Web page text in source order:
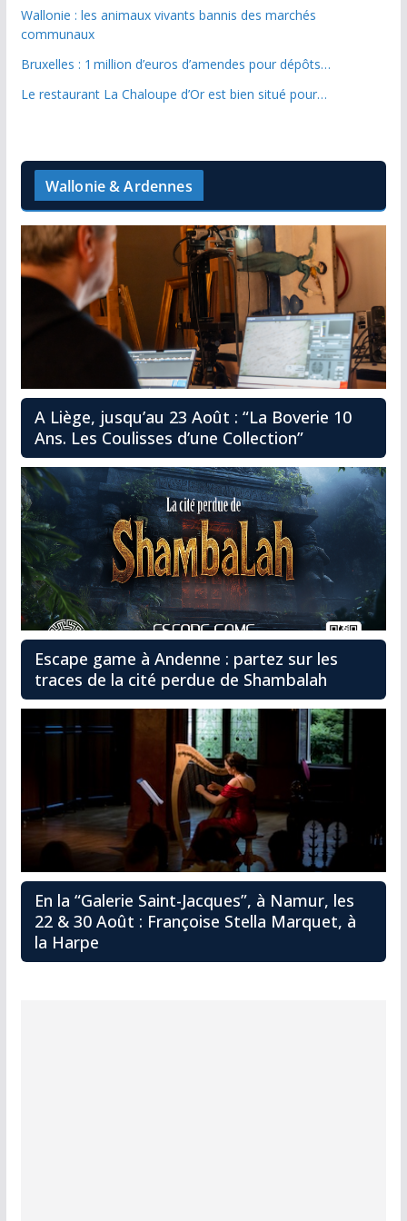
Wallonie : les animaux vivants bannis des marchés
communaux
Bruxelles : 1 million d’euros d’amendes pour dépôts…
Le restaurant La Chaloupe d’Or est bien situé pour…
Wallonie & Ardennes
A Liège, jusqu’au 23 Août : “La Boverie 10
Ans. Les Coulisses d’une Collection”
Escape game à Andenne : partez sur les
traces de la cité perdue de Shambalah
En la “Galerie Saint-Jacques”, à Namur, les
22 & 30 Août : Françoise Stella Marquet, à
la Harpe